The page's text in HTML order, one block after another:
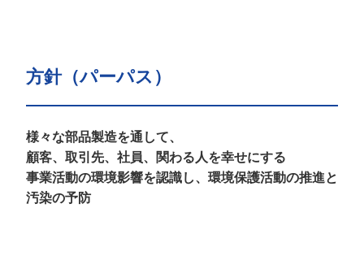
方針（パーパス）
様々な部品製造を通して、
顧客、取引先、社員、関わる人を幸せにする
事業活動の環境影響を認識し、環境保護活動の推進と
汚染の予防